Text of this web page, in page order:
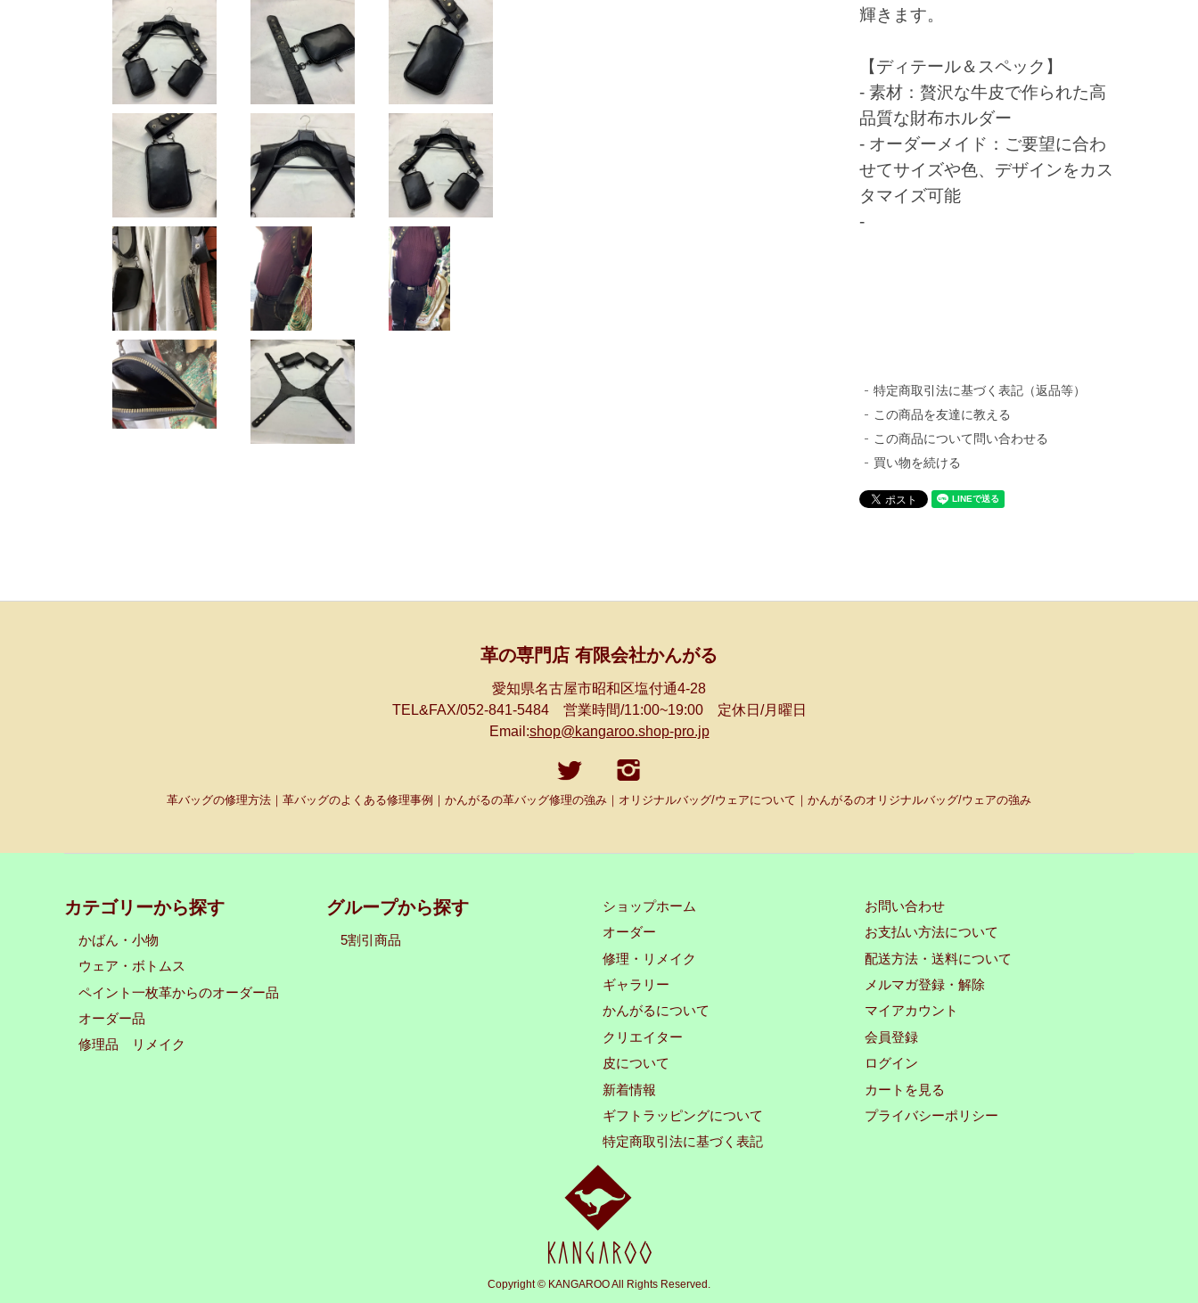
輝きます。
【ディテール＆スペック】
- 素材：贅沢な牛皮で作られた高
品質な財布ホルダー
- オーダーメイド：ご要望に合わ
せてサイズや色、デザインをカス
タマイズ可能
-
特定商取引法に基づく表記（返品等）
この商品を友達に教える
この商品について問い合わせる
買い物を続ける
革の専門店 有限会社かんがる
愛知県名古屋市昭和区塩付通4-28
TEL&FAX/052-841-5484 営業時間/11:00~19:00 定休日/月曜日
Email:shop@kangaroo.shop-pro.jp
革バッグの修理方法｜革バッグのよくある修理事例｜かんがるの革バッグ修理の強み｜オリジナルバッグ/ウェアについて｜かんがるのオリジナルバッグ/ウェアの強み
カテゴリーから探す
かばん・小物
ウェア・ボトムス
ペイント一枚革からのオーダー品
オーダー品
修理品 リメイク
グループから探す
5割引商品
ショップホーム
オーダー
修理・リメイク
ギャラリー
かんがるについて
クリエイター
皮について
新着情報
ギフトラッピングについて
特定商取引法に基づく表記
お問い合わせ
お支払い方法について
配送方法・送料について
メルマガ登録・解除
マイアカウント
会員登録
ログイン
カートを見る
プライバシーポリシー
Copyright © KANGAROO All Rights Reserved.